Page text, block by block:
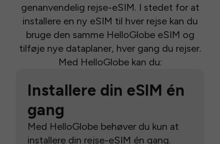
genanvendelig rejse-eSIM. I stedet for at
installere en ny eSIM til hver rejse kan du
bruge den samme HelloGlobe eSIM og
tilføje nye dataplaner, hver gang du rejser.
Med HelloGlobe kan du:
Installere din eSIM én
gang
Med HelloGlobe behøver du kun at
installere din rejse-eSIM én gang.